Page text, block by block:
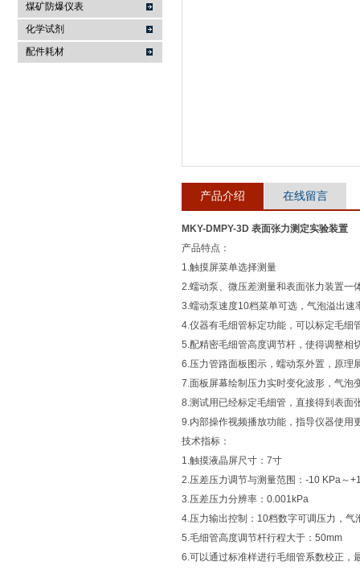
煤矿防爆仪表
化学试剂
配件耗材
产品介绍 在线留言
MKY-DMPY-3D 表面张力测定实验装置
产品特点：
1.触摸屏菜单选择测量
2.蠕动泵、微压差测量和表面张力装置一
3.蠕动泵速度10档菜单可选，气泡溢出速
4.仪器有毛细管标定功能，可以标定毛细
5.配精密毛细管高度调节杆，使得调整相
6.压力管路面板图示，蠕动泵外置，原理
7.面板屏幕绘制压力实时变化波形，气泡
8.测试用已经标定毛细管，直接得到表面
9.内部操作视频播放功能，指导仪器使用
技术指标：
1.触摸液晶屏尺寸：7寸
2.压差压力调节与测量范围：-10 KPa～
3.压差压力分辨率：0.001kPa
4.压力输出控制：10档数字可调压
5.毛细管高度调节杆行程大于：50mm
6.可以通过标准样进行毛细管系数校正，